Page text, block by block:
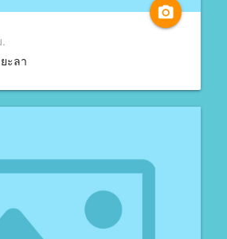
camera_alt
ะลา